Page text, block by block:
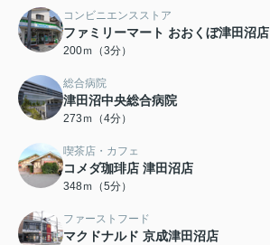
コンビニエンスストア
ファミリーマート おおくぼ津田沼店
200ｍ（3分）
総合病院
津田沼中央総合病院
273ｍ（4分）
喫茶店・カフェ
コメダ珈琲店 津田沼店
348ｍ（5分）
ファーストフード
マクドナルド 京成津田沼店